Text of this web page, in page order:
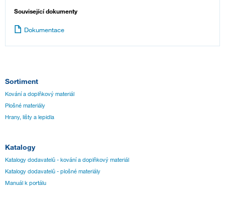
Související dokumenty
Dokumentace
Sortiment
Kování a doplňkový materiál
Plošné materiály
Hrany, lišty a lepidla
Katalogy
Katalogy dodavatelů - kování a doplňkový materiál
Katalogy dodavatelů - plošné materiály
Manuál k portálu